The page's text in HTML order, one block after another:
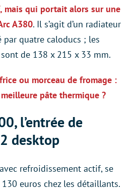
mais qui portait alors sur une
A380. Il s’agit d’un radiateur
quatre caloducs ; les
de 138 x 215 x 33 mm.
ou morceau de fromage :
pâte thermique ?
l’entrée de
desktop
refroidissement actif, se
euros chez les détaillants.